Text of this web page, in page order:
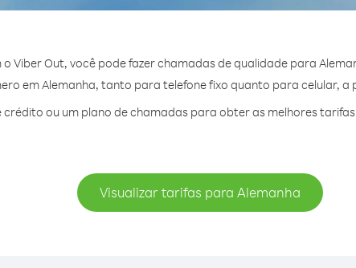
o Viber Out, você pode fazer chamadas de qualidade para
em Alemanha, tanto para telefone fixo quanto para celular, a
ou um plano de chamadas para obter as melhores
Visualizar tarifas para Alemanha